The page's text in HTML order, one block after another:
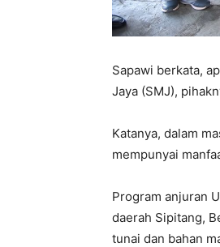
Sapawi berkata,
Jaya (SMJ),
Katanya, dalam
mempunyai
Program anjuran
daerah Sipitang,
tunai dan bahan